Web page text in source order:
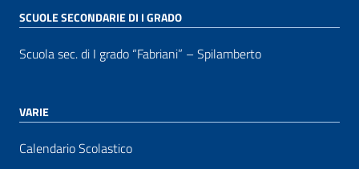
SCUOLE SECONDARIE DI I GRADO
Scuola sec. di I grado “Fabriani” – Spilamberto
VARIE
Calendario Scolastico